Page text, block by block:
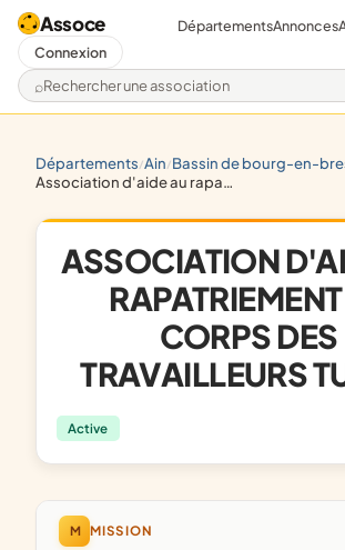
Assoce
Rechercher une association
DépartementsAnnonces
Connexion
départements/ ain/ bassin de bourg-en-
association d'aide au rapatriement de corps des travailleurs turcs
ASSOCIATION
CORPS DES
TRAVAILLEURS
Active
M MISSION